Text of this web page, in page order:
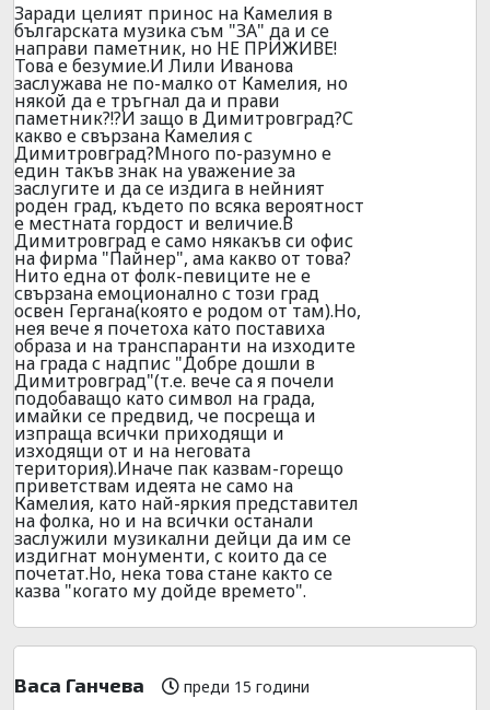
Заради целият принос на Камелия в
българската музика съм "ЗА" да и се
направи паметник, но НЕ ПРИЖИВЕ!
Това е безумие.И Лили Иванова
заслужава не по-малко от Камелия, но
някой да е тръгнал да и прави
паметник?!?И защо в Димитровград?С
какво е свързана Камелия с
Димитровград?Много по-разумно е
един такъв знак на уважение за
заслугите и да се издига в нейният
роден град, където по всяка вероятност
е местната гордост и величие.В
Димитровград е само някакъв си офис
на фирма "Пайнер", ама какво от това?
Нито една от фолк-певиците не е
свързана емоционално с този град
освен Гергана(която е родом от там).Но,
нея вече я почетоха като поставиха
образа и на транспаранти на изходите
на града с надпис "Добре дошли в
Димитровград"(т.е. вече са я почели
подобаващо като символ на града,
имайки се предвид, че посреща и
изпраща всички приходящи и
изходящи от и на неговата
територия).Иначе пак казвам-горещо
приветствам идеята не само на
Камелия, като най-яркия представител
на фолка, но и на всички останали
заслужили музикални дейци да им се
издигнат монументи, с които да се
почетат.Но, нека това стане както се
казва "когато му дойде времето".
Васа Ганчева преди 15 години